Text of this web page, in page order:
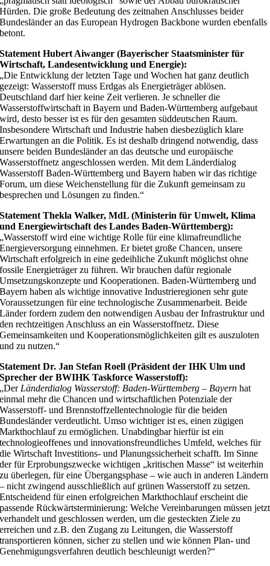
Hürden. Die große Bedeutung des zeitnahen Anschlusses beider
Bundesländer an das European Hydrogen Backbone wurden ebenfalls
betont.
Statement Hubert Aiwanger (Bayerischer Staatsminister für
Wirtschaft, Landesentwicklung und Energie):
„Die Entwicklung der letzten Tage und Wochen hat ganz deutlich
gezeigt: Wasserstoff muss Erdgas als Energieträger ablösen.
Deutschland darf hier keine Zeit verlieren. Je schneller die
Wasserstoffwirtschaft in Bayern und Baden-Württemberg aufgebaut
wird, desto besser ist es für den gesamten süddeutschen Raum.
Insbesondere Wirtschaft und Industrie haben diesbezüglich klare
Erwartungen an die Politik. Es ist deshalb dringend notwendig, dass
unsere beiden Bundesländer an das deutsche und europäische
Wasserstoffnetz angeschlossen werden. Mit dem Länderdialog
Wasserstoff Baden-Württemberg und Bayern haben wir das richtige
Forum, um diese Weichenstellung für die Zukunft gemeinsam zu
besprechen und Lösungen zu finden.“
Statement Thekla Walker, MdL (Ministerin für Umwelt, Klima
und Energiewirtschaft des Landes Baden-Württemberg):
„Wasserstoff wird eine wichtige Rolle für eine klimafreundliche
Energieversorgung einnehmen. Er bietet große Chancen, unsere
Wirtschaft erfolgreich in eine gedeihliche Zukunft möglichst ohne
fossile Energieträger zu führen. Wir brauchen dafür regionale
Umsetzungskonzepte und Kooperationen. Baden-Württemberg und
Bayern haben als wichtige innovative Industrieregionen sehr gute
Voraussetzungen für eine technologische Zusammenarbeit. Beide
Länder fordern zudem den notwendigen Ausbau der Infrastruktur und
den rechtzeitigen Anschluss an ein Wasserstoffnetz. Diese
Gemeinsamkeiten und Kooperationsmöglichkeiten gilt es auszuloten
und zu nutzen.“
Statement Dr. Jan Stefan Roell (Präsident der IHK Ulm und
Sprecher der BWIHK Taskforce Wasserstoff):
„DerLänderdialog Wasserstoff: Baden-Württemberg – Bayern hat
einmal mehr die Chancen und wirtschaftlichen Potenziale der
Wasserstoff- und Brennstoffzellentechnologie für die beiden
Bundesländer verdeutlicht. Umso wichtiger ist es, einen zügigen
Markthochlauf zu ermöglichen. Unabdingbar hierfür ist ein
technologieoffenes und innovationsfreundliches Umfeld, welches für
die Wirtschaft Investitions- und Planungssicherheit schafft. Im Sinne
der für Erprobungszwecke wichtigen „kritischen Masse“ ist weiterhin
zu überlegen, für eine Übergangsphase – wie auch in anderen Ländern
– nicht zwingend ausschließlich auf grünen Wasserstoff zu setzen.
Entscheidend für einen erfolgreichen Markthochlauf erscheint die
passende Rückwärtsterminierung: Welche Vereinbarungen müssen jetzt
verhandelt und geschlossen werden, um die gesteckten Ziele zu
erreichen und z.B. den Zugang zu Leitungen, die Wasserstoff
transportieren können, sicher zu stellen und wie können Plan- und
Genehmigungsverfahren deutlich beschleunigt werden?“